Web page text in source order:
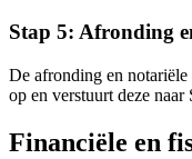
Stap 5: Afronding
De afronding en
op en verstuurt deze naar
Financiële en